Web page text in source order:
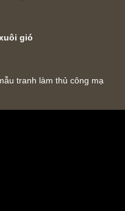
gió
tranh làm thủ công mạ